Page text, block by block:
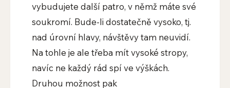
vybudujete další patro, v němž máte své
soukromí. Bude-li dostatečně vysoko, tj.
nad úrovní hlavy, návštěvy tam neuvidí.
Na tohle je ale třeba mít vysoké stropy,
navíc ne každý rád spí ve výškách.
Druhou možnost pak